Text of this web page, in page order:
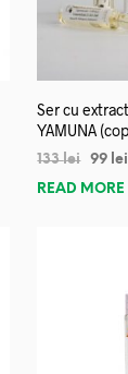
Ser cu
YAMUNA
133lei 99 lei
READ MORE